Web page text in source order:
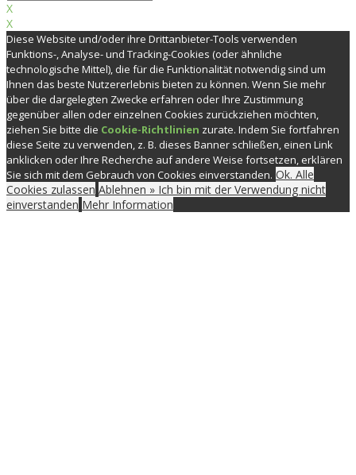
X
X
Diese Website und/oder ihre Drittanbieter-Tools verwenden
Funktions-, Analyse- und Tracking-Cookies (oder ähnliche
technologische Mittel), die für die Funktionalität notwendig sind um
Ihnen das beste Nutzererlebnis bieten zu können. Wenn Sie mehr
über die dargelegten Zwecke erfahren oder Ihre Zustimmung
gegenüber allen oder einzelnen Cookies zurückziehen möchten,
ziehen Sie bitte die Cookie-Richtlinien zurate. Indem Sie fortfahren
diese Seite zu verwenden, z. B. dieses Banner schließen, einen Link
anklicken oder Ihre Recherche auf andere Weise fortsetzen, erklären
Sie sich mit dem Gebrauch von Cookies einverstanden. Ok. Alle
Cookies zulassen Ablehnen » Ich bin mit der Verwendung nicht
einverstanden Mehr Information